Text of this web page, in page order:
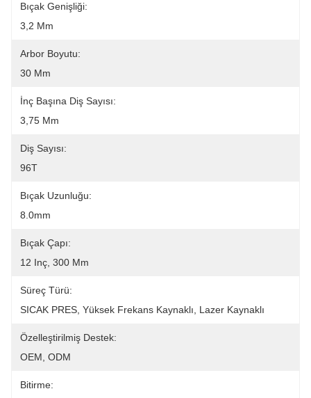
Bıçak Genişliği:
3,2 Mm
Arbor Boyutu:
30 Mm
İnç Başına Diş Sayısı:
3,75 Mm
Diş Sayısı:
96T
Bıçak Uzunluğu:
8.0mm
Bıçak Çapı:
12 Inç, 300 Mm
Süreç Türü:
SICAK PRES, Yüksek Frekans Kaynaklı, Lazer Kaynaklı
Özelleştirilmiş Destek:
OEM, ODM
Bitirme: